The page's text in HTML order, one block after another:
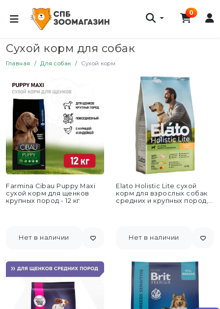
0
Сухой корм для собак
Главная Для собак Сухой корм
Farmina Cibau Puppy Maxi
сухой корм для щенков
крупных пород - 12 кг
Нет в наличии
Elato Holistic Lite сухой
корм для взрослых собак
средних и крупных пород, с
Нет в наличии